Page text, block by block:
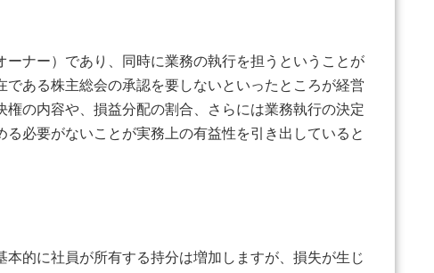
ナー）であり、同時に業務の執行を担うということが
ある株主総会の承認を要しないといったところが経営
の内容や、損益分配の割合、さらには業務執行の決定
必要がないことが実務上の有益性を引き出していると
的に社員が所有する持分は増加しますが、損失が生じ